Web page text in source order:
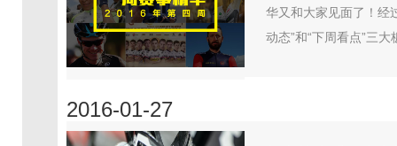
华又和大家见面了！经
动态”和“下周看点”三
2016-01-27